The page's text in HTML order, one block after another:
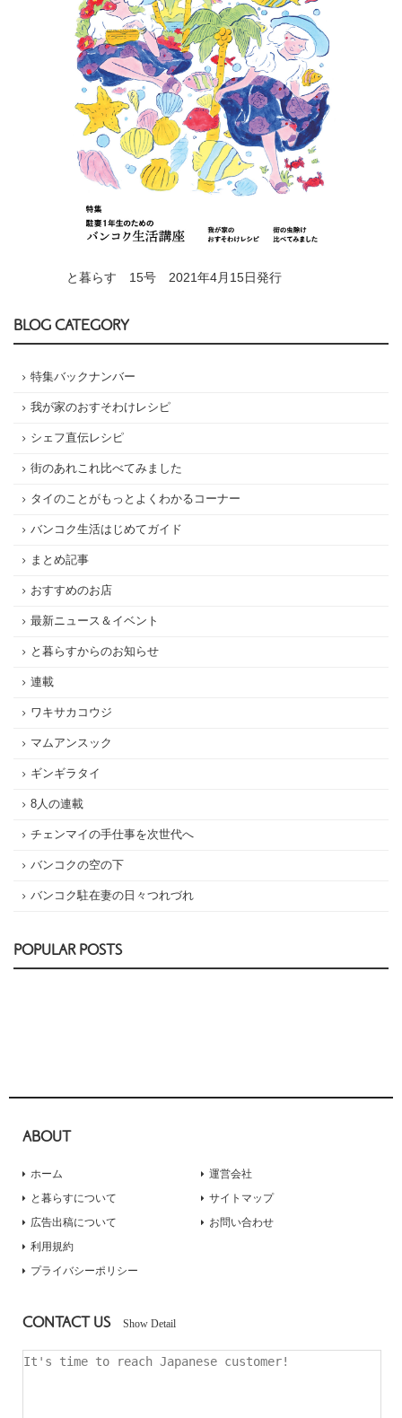
と暮らす 15号 2021年4月15日発行
BLOG CATEGORY
特集バックナンバー
我が家のおすそわけレシピ
シェフ直伝レシピ
街のあれこれ比べてみました
タイのことがもっとよくわかるコーナー
バンコク生活はじめてガイド
まとめ記事
おすすめのお店
最新ニュース＆イベント
と暮らすからのお知らせ
連載
ワキサカコウジ
マムアンスック
ギンギラタイ
8人の連載
チェンマイの手仕事を次世代へ
バンコクの空の下
バンコク駐在妻の日々つれづれ
POPULAR POSTS
ABOUT
ホーム
と暮らすについて
広告出稿について
運営会社
サイトマップ
お問い合わせ
利用規約
プライバシーポリシー
CONTACT US Show Detail